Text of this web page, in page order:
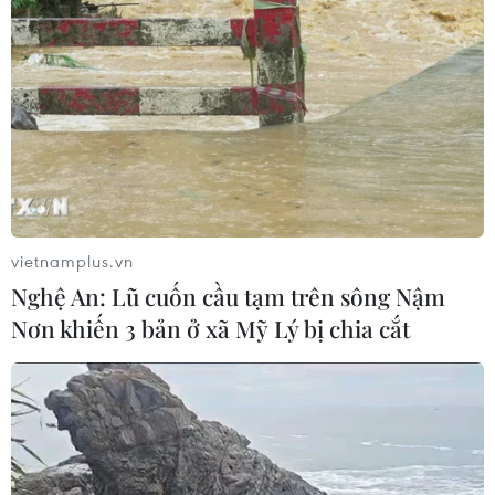
08/08/2026 08:35
Trưng bày sách, báo, ảnh khắc họa
chân dung người chiến sỹ Công an
Thủ đô
08/08/2026 02:52
66 đoàn võ thuật lần đầu tiên
hội tụ tại Festival Võ thuật quốc tế Hà
Nội 2026
08/08/2026 02:26
Phim Việt tham dự Liên hoan phim
ASEAN 2026 tại Hong Kong
07/08/2026 15:44
vietnamplus.vn
Nghệ An: Lũ cuốn cầu tạm trên sông Nậm
Nơn khiến 3 bản ở xã Mỹ Lý bị chia cắt